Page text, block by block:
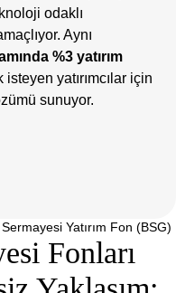
odaklı
Aynı
%3 yatırım
yatırımcılar için
sunuyor.
Yatırım Fon (BSG)
Fonları